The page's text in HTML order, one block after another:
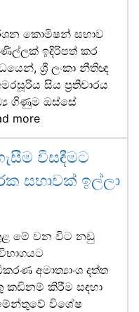
කොමිෂන් සභාව
ඉදිරිපත් කර
ශ්‍රී ලංකා නීතිඥ
සිය ප්‍රතිචාරය
ගිණුම ඔස්සේ
more
විසඳීමට
සභාවක් ඉල්ලා
මේ වන විට නඩු
අමාත්‍යාංශ දත්ත
කඩිනම් කිරීම සඳහා
විශේෂ